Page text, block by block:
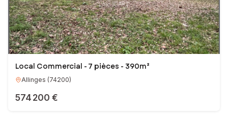
vente.
L’objectif est de sécuriser vos transactions immobilières et
d’éviter les erreurs qui peuvent ralentir une vente ou fragiliser
un achat.
Vous avez un projet d’achat ou de vente ou vous vous posez des
questions sur le marché immobilier local ?
Local Commercial - 7 pièces - 390m²
Allinges (74200)
574 200 €